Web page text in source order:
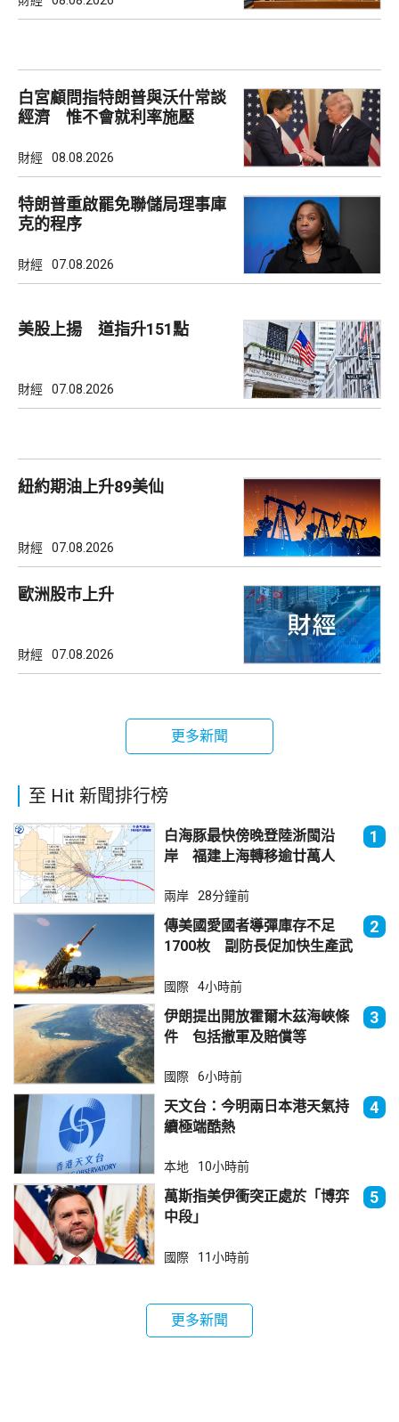
白宮顧問指特朗普與沃什常談
經濟 惟不會就利率施壓
財經 08.08.2026
特朗普重啟罷免聯儲局理事庫
克的程序
財經 07.08.2026
美股上揚 道指升151點
財經 07.08.2026
紐約期油上升89美仙
財經 07.08.2026
歐洲股巿上升
財經 07.08.2026
更多新聞
至 Hit 新聞排行榜
白海豚最快傍晚登陸浙閩沿
岸 福建上海轉移逾廿萬人
1
兩岸 28分鐘前
傳美國愛國者導彈庫存不足
1700枚 副防長促加快生產武
2
國際 4小時前
伊朗提出開放霍爾木茲海峽條
件 包括撤軍及賠償等
3
國際 6小時前
天文台：今明兩日本港天氣持
續極端酷熱
4
本地 10小時前
萬斯指美伊衝突正處於「博弈
中段」
5
國際 11小時前
更多新聞